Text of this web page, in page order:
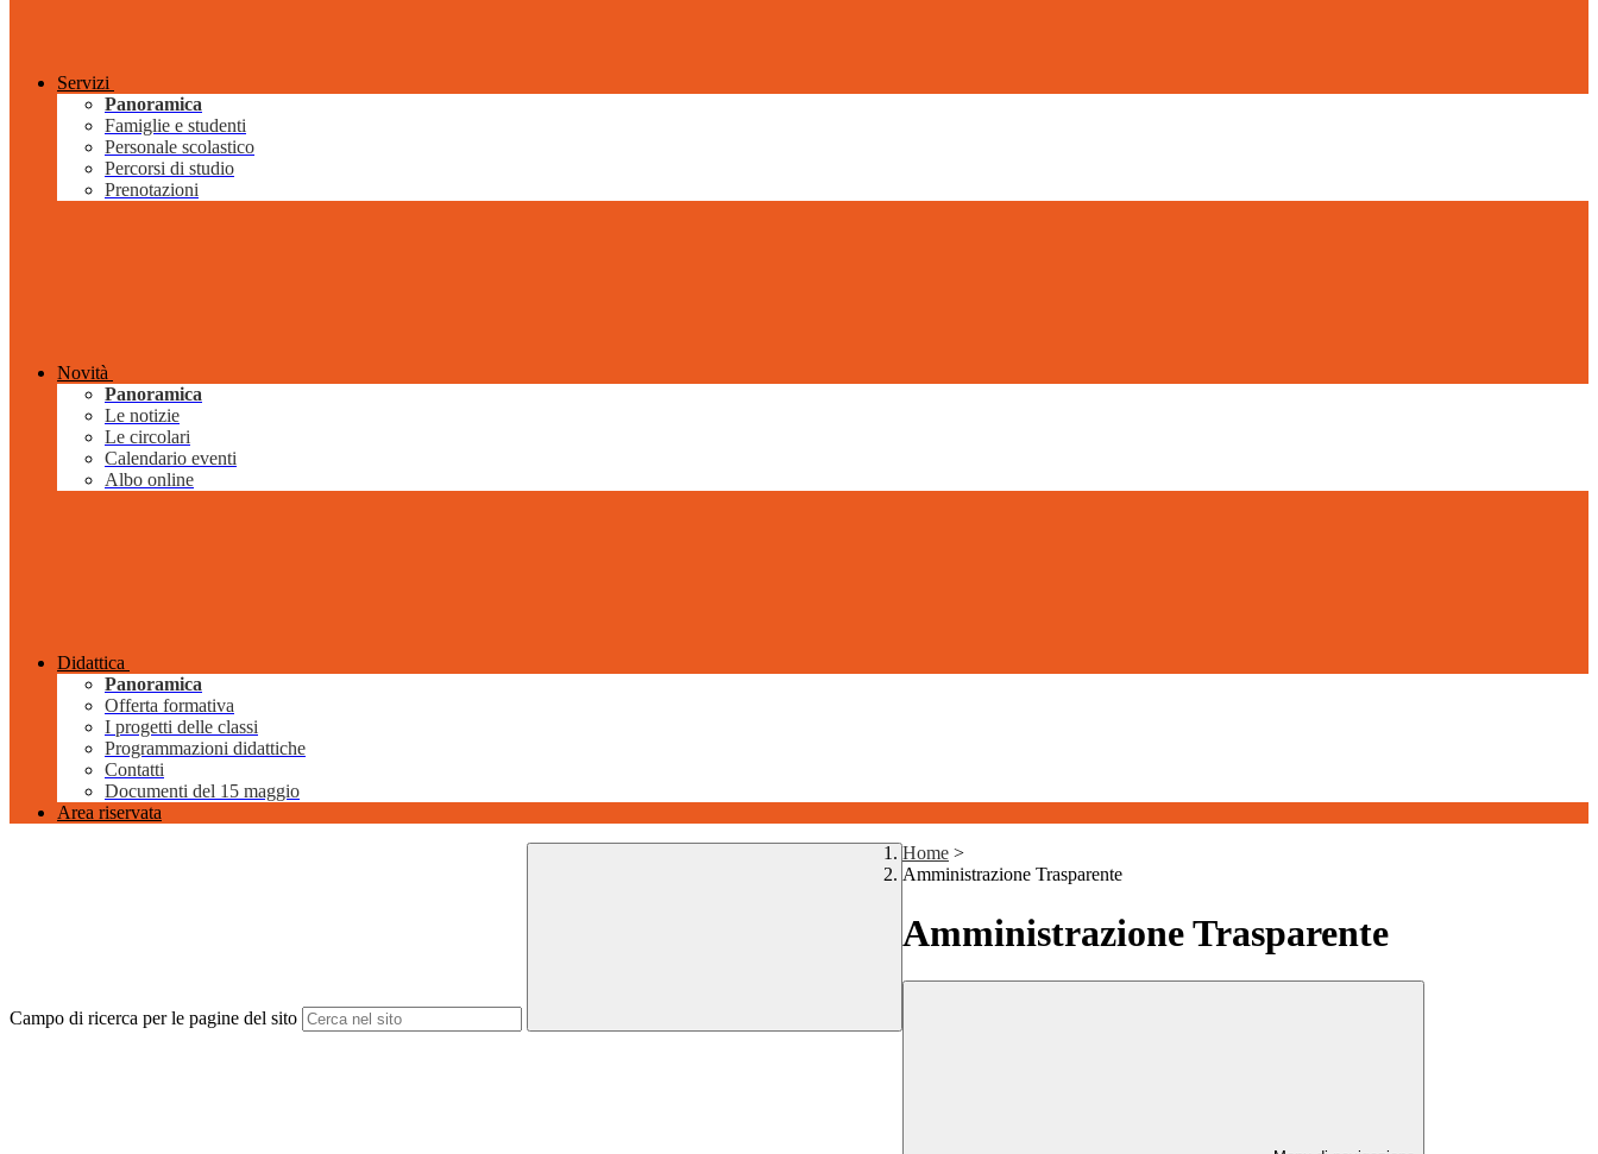
Servizi
Panoramica
Famiglie e studenti
Personale scolastico
Percorsi di studio
Prenotazioni
Novità
Panoramica
Le notizie
Le circolari
Calendario eventi
Albo online
Didattica
Panoramica
Offerta formativa
I progetti delle classi
Programmazioni didattiche
Contatti
Documenti del 15 maggio
Area riservata
Campo di ricerca per le pagine del sito
Home >
Amministrazione Trasparente
Amministrazione Trasparente